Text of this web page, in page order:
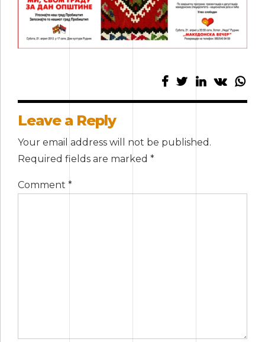
Leave a Reply
Your email address will not be published.
Required fields are marked *
Comment *